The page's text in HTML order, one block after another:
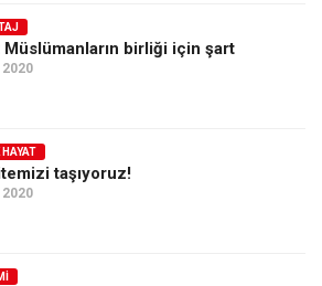
birliği için şart
2020
HAYAT
taşıyoruz!
2020